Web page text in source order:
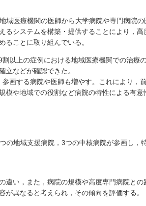
域医療機関の医師から大学病院や専門病院
るシステムを構築・提供することにより，高
ることに取り組んでいる。
以上の症例における地域医療機関での治療
立などが確認できた。
画する病院や医師も増やす。これにより，
模や地域での役割など病院の特性による有意
の地域支援病院，3つの中核病院が参画し，
違い，また，病院の規模や高度専門病院との
異なると考えられ，その傾向を評価する。